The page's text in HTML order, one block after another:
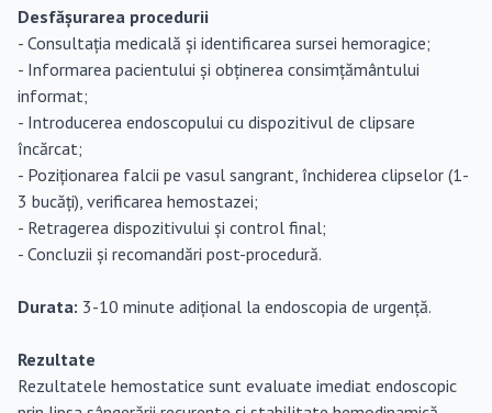
Desfășurarea procedurii
- Consultația medicală și identificarea sursei hemoragice;
- Informarea pacientului și obținerea consimțământului
informat;
- Introducerea endoscopului cu dispozitivul de clipsare
încărcat;
- Poziționarea falcii pe vasul sangrant, închiderea clipselor (1-
3 bucăți), verificarea hemostazei;
- Retragerea dispozitivului și control final;
- Concluzii și recomandări post-procedură.
Durata: 3-10 minute adițional la endoscopia de urgență.
Rezultate
Rezultatele hemostatice sunt evaluate imediat endoscopic